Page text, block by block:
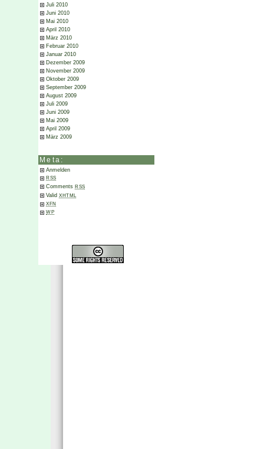
Juli 2010
Juni 2010
Mai 2010
April 2010
März 2010
Februar 2010
Januar 2010
Dezember 2009
November 2009
Oktober 2009
September 2009
August 2009
Juli 2009
Juni 2009
Mai 2009
April 2009
März 2009
Meta:
Anmelden
RSS
Comments RSS
Valid XHTML
XFN
WP